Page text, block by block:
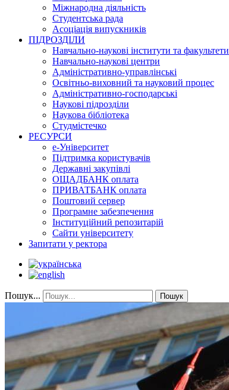
Міжнародна діяльність
Студентська рада
Асоціація випускників
ПІДРОЗДІЛИ
Навчально-наукові інститути та факультети
Навчально-наукові центри
Адміністративно-управлінські
Освітньо-виховний та науковий процес
Адміністративно-господарські
Наукові підрозділи
Наукова бібліотека
Студмістечко
РЕСУРСИ
е-Університет
Підтримка користувачів
Державні закупівлі
ОЩАДБАНК оплата
ПРИВАТБАНК оплата
Поштовий сервер
Програмне забезпечення
Інституційний репозитарій
Сайти університету
Запитати у ректора
Пошук... Пошук